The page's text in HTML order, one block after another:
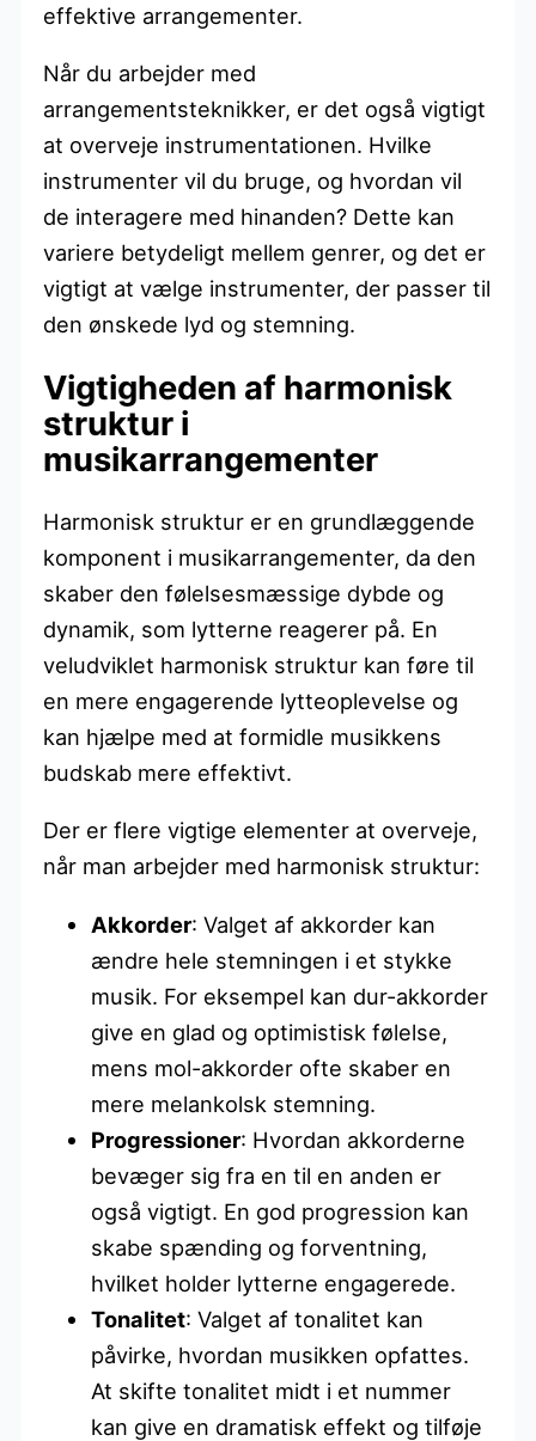
effektive arrangementer.
Når du arbejder med
arrangementsteknikker, er det også vigtigt
at overveje instrumentationen. Hvilke
instrumenter vil du bruge, og hvordan vil
de interagere med hinanden? Dette kan
variere betydeligt mellem genrer, og det er
vigtigt at vælge instrumenter, der passer til
den ønskede lyd og stemning.
Vigtigheden af harmonisk
struktur i
musikarrangementer
Harmonisk struktur er en grundlæggende
komponent i musikarrangementer, da den
skaber den følelsesmæssige dybde og
dynamik, som lytterne reagerer på. En
veludviklet harmonisk struktur kan føre til
en mere engagerende lytteoplevelse og
kan hjælpe med at formidle musikkens
budskab mere effektivt.
Der er flere vigtige elementer at overveje,
når man arbejder med harmonisk struktur:
Akkorder: Valget af akkorder kan
ændre hele stemningen i et stykke
musik. For eksempel kan dur-akkorder
give en glad og optimistisk følelse,
mens mol-akkorder ofte skaber en
mere melankolsk stemning.
Progressioner: Hvordan akkorderne
bevæger sig fra en til en anden er
også vigtigt. En god progression kan
skabe spænding og forventning,
hvilket holder lytterne engagerede.
Tonalitet: Valget af tonalitet kan
påvirke, hvordan musikken opfattes.
At skifte tonalitet midt i et nummer
kan give en dramatisk effekt og tilføje